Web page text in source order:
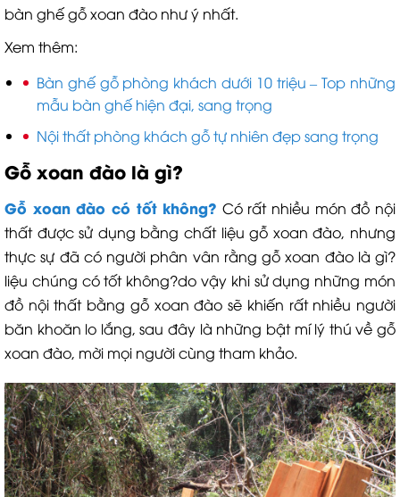
bàn ghế gỗ xoan đào như ý nhất.
Xem thêm:
Bàn ghế gỗ phòng khách dưới 10 triệu – Top những
mẫu bàn ghế hiện đại, sang trọng
Nội thất phòng khách gỗ tự nhiên đẹp sang trọng
Gỗ xoan đào là gì?
Gỗ xoan đào có tốt không? Có rất nhiều món đồ nội
thất được sử dụng bằng chất liệu gỗ xoan đào, nhưng
thực sự đã có người phân vân rằng gỗ xoan đào là gì?
liệu chúng có tốt không?do vậy khi sử dụng những món
đồ nội thất bằng gỗ xoan đào sẽ khiến rất nhiều người
băn khoăn lo lắng, sau đây là những bật mí lý thú về gỗ
xoan đào, mời mọi người cùng tham khảo.